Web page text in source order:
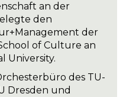
an der
den
der
of Culture an
University.
des TU-
Dresden und